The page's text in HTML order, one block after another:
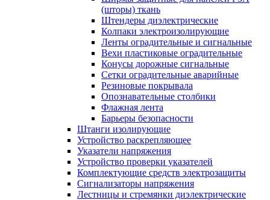
(шторы) ткань
Штендеры диэлектрические
Колпаки электроизолирующие
Ленты оградительные и сигнальные
Вехи пластиковые оградительные
Конусы дорожные сигнальные
Сетки оградительные аварийные
Резиновые покрывала
Опознавательные столбики
Флажная лента
Барьеры безопасности
Штанги изолирующие
Устройство раскрепляющее
Указатели напряжения
Устройство проверки указателей
Комплектующие средств электрозащиты
Сигнализаторы напряжения
Лестницы и стремянки диэлектрические